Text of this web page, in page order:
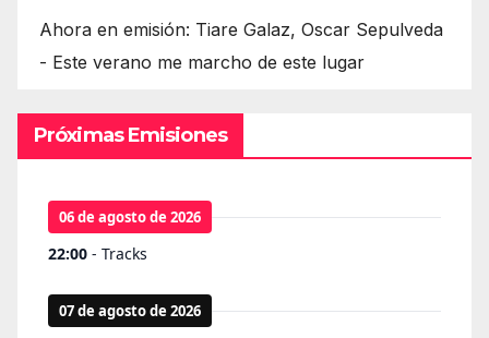
Ahora en emisión: Tiare Galaz, Oscar Sepulveda
- Este verano me marcho de este lugar
Próximas Emisiones